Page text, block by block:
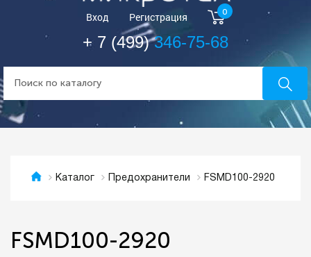
Вход Регистрация 0
+ 7 (499)346-75-68
Каталог Предохранители FSMD100-2920
FSMD100-2920